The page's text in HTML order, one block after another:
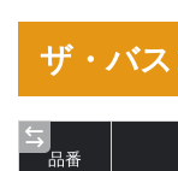
ザ・バ
品番